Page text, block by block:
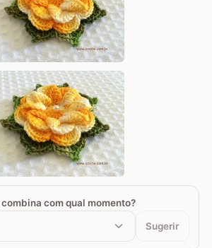
com qual momento?
Sugerir